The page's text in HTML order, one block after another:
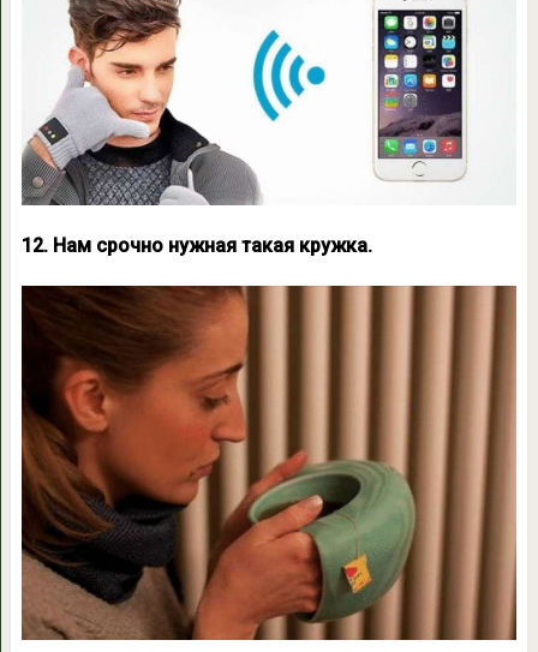
12. Нам срочно нужная такая кружка.